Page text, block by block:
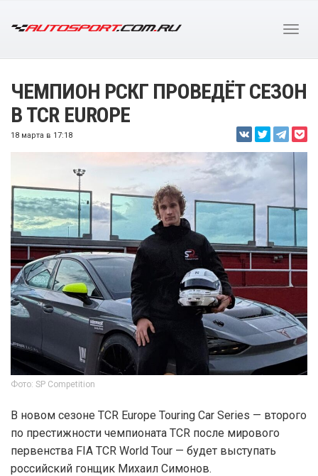
ЧЕМПИОН РСКГ ПРОВЕДЁТ СЕЗОН
В TCR EUROPE
18 марта в 17:18
Фото: SP Competition
В новом сезоне TCR Europe Touring Car Series — второго
по престижности чемпионата TCR после мирового
первенства FIA TCR World Tour — будет выступать
российский гонщик Михаил Симонов.